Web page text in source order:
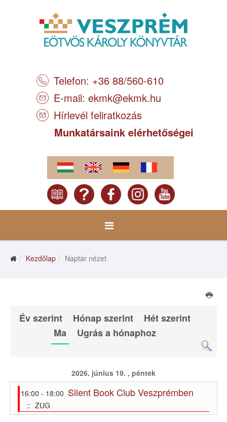
Telefon: +36 88/560-610
E-mail: ekmk@ekmk.hu
Hírlevél feliratkozás
Munkatársaink elérhetőségei
Kezdőlap Naptár nézet
Év szerint Hónap szerint
Hét szerint
Ma
Ugrás a hónaphoz
2026. június 19. , péntek
16:00 - 18:00 Silent Book Club Veszprémben
:: ZUG